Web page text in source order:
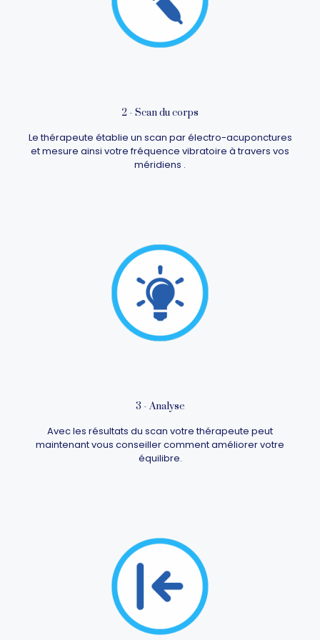
2 - Scan du corps
Le thérapeute établie un scan par électro-acuponctures
et mesure ainsi votre fréquence vibratoire à travers vos
méridiens .
3 - Analyse
Avec les résultats du scan votre thérapeute peut
maintenant vous conseiller comment améliorer votre
équilibre.